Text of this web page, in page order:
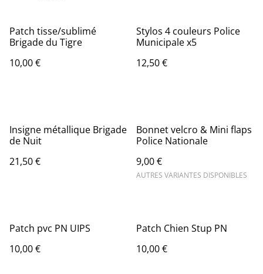
Patch tisse/sublimé
Brigade du Tigre
10,00 €
Stylos 4 couleurs Police
Municipale x5
12,50 €
Insigne métallique Brigade
de Nuit
21,50 €
Bonnet velcro & Mini flaps
Police Nationale
9,00 €
AUTRES VARIANTES DISPONIBLES
Patch pvc PN UIPS
10,00 €
Patch Chien Stup PN
10,00 €